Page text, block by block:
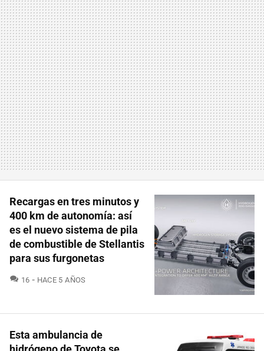
Recargas en tres minutos y
400 km de autonomía: así
es el nuevo sistema de pila
de combustible de Stellantis
para sus furgonetas
16 COMENTARIOS
HACE 5 AÑOS
Esta ambulancia de